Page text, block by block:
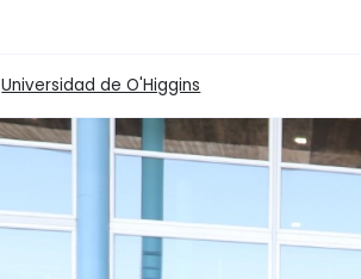
Universidad de O'Higgins